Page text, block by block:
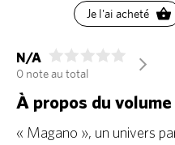
Je l'ai acheté
N/A
0 note au total
arrow_forward_ios
À propos du volume
« Magano », un univers